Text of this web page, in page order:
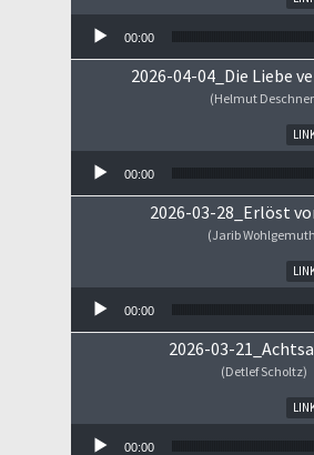
00:00
2026-04-04_Die Liebe
(Helmut
00:00
2026-03-28_Erlöst
(Jarib
00:00
2026-03-
(Detlef Scholtz)
00:00